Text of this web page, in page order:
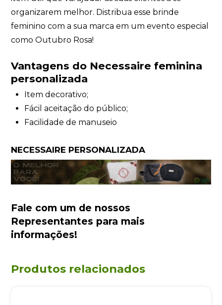
organizarem melhor. Distribua esse brinde
feminino com a sua marca em um evento especial
como Outubro Rosa!
Vantagens do Necessaire feminina
personalizada
Item decorativo;
Fácil aceitação do público;
Facilidade de manuseio
NECESSAIRE PERSONALIZADA
Fale com um de nossos
Representantes para mais
informações!
Produtos relacionados